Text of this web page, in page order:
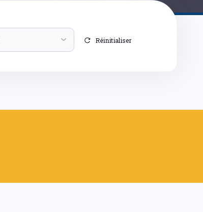
Réinitialiser